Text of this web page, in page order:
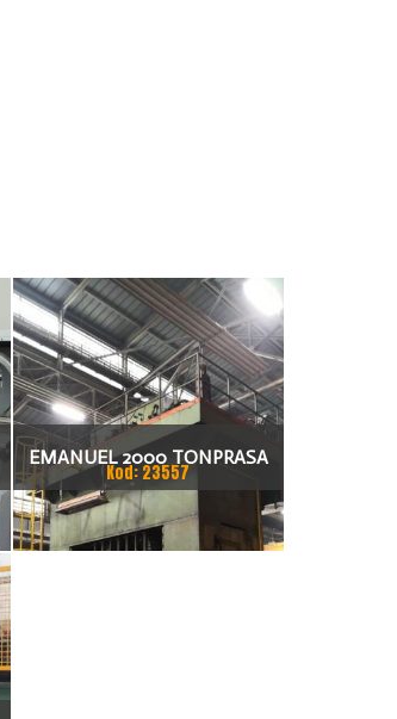
EMANUEL 2000 TONPRASA
HYDRAULICZNA 3200 X 2000
Kod: 23557